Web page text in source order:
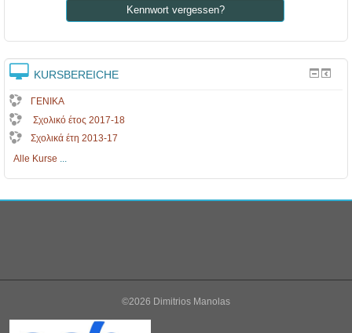
Kennwort vergessen?
KURSBEREICHE
ΓΕΝΙΚΑ
Σχολικό έτος 2017-18
Σχολικά έτη 2013-17
Alle Kurse ...
©2026 Dimitrios Manolas